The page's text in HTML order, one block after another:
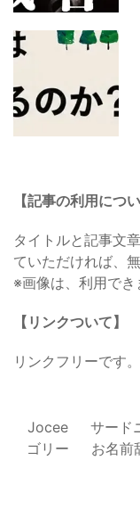
【記事の利用につい
タイトルと記事文
ていただければ、
※画像は、利用でき
【リンクついて】
リンクフリーです。
Jocee サード
ゴリー
お名前